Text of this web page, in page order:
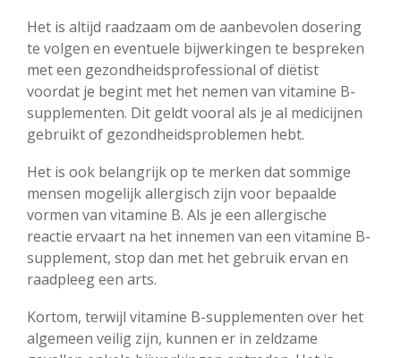
Het is altijd raadzaam om de aanbevolen dosering
te volgen en eventuele bijwerkingen te bespreken
met een gezondheidsprofessional of diëtist
voordat je begint met het nemen van vitamine B-
supplementen. Dit geldt vooral als je al medicijnen
gebruikt of gezondheidsproblemen hebt.
Het is ook belangrijk op te merken dat sommige
mensen mogelijk allergisch zijn voor bepaalde
vormen van vitamine B. Als je een allergische
reactie ervaart na het innemen van een vitamine B-
supplement, stop dan met het gebruik ervan en
raadpleeg een arts.
Kortom, terwijl vitamine B-supplementen over het
algemeen veilig zijn, kunnen er in zeldzame